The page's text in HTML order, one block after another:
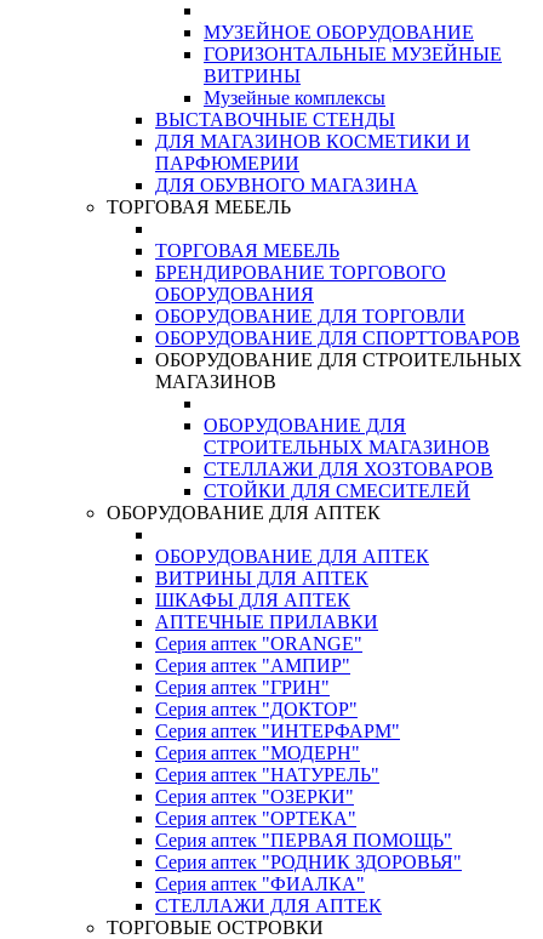
МУЗЕЙНОЕ ОБОРУДОВАНИЕ
ГОРИЗОНТАЛЬНЫЕ МУЗЕЙНЫЕ
ВИТРИНЫ
Музейные комплексы
ВЫСТАВОЧНЫЕ СТЕНДЫ
ДЛЯ МАГАЗИНОВ КОСМЕТИКИ И
ПАРФЮМЕРИИ
ДЛЯ ОБУВНОГО МАГАЗИНА
ТОРГОВАЯ МЕБЕЛЬ
ТОРГОВАЯ МЕБЕЛЬ
БРЕНДИРОВАНИЕ ТОРГОВОГО
ОБОРУДОВАНИЯ
ОБОРУДОВАНИЕ ДЛЯ ТОРГОВЛИ
ОБОРУДОВАНИЕ ДЛЯ СПОРТТОВАРОВ
ОБОРУДОВАНИЕ ДЛЯ СТРОИТЕЛЬНЫХ
МАГАЗИНОВ
ОБОРУДОВАНИЕ ДЛЯ
СТРОИТЕЛЬНЫХ МАГАЗИНОВ
СТЕЛЛАЖИ ДЛЯ ХОЗТОВАРОВ
СТОЙКИ ДЛЯ СМЕСИТЕЛЕЙ
ОБОРУДОВАНИЕ ДЛЯ АПТЕК
ОБОРУДОВАНИЕ ДЛЯ АПТЕК
ВИТРИНЫ ДЛЯ АПТЕК
ШКАФЫ ДЛЯ АПТЕК
АПТЕЧНЫЕ ПРИЛАВКИ
Серия аптек "ORANGE"
Серия аптек "АМПИР"
Серия аптек "ГРИН"
Серия аптек "ДОКТОР"
Серия аптек "ИНТЕРФАРМ"
Серия аптек "МОДЕРН"
Серия аптек "НАТУРЕЛЬ"
Серия аптек "ОЗЕРКИ"
Серия аптек "ОРТЕКА"
Серия аптек "ПЕРВАЯ ПОМОЩЬ"
Серия аптек "РОДНИК ЗДОРОВЬЯ"
Серия аптек "ФИАЛКА"
СТЕЛЛАЖИ ДЛЯ АПТЕК
ТОРГОВЫЕ ОСТРОВКИ